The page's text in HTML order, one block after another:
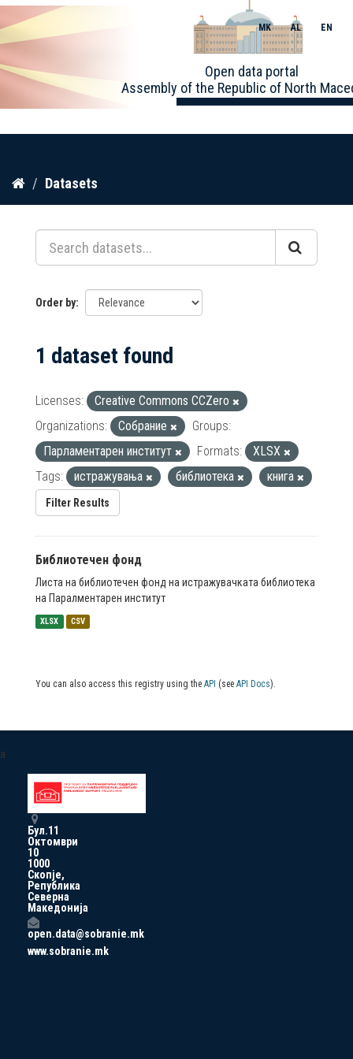
Skip
content
Open data portal
Assembly of the Republic of North
MK AL EN
Datasets
Order by
1 dataset found
Licenses:
Creative Commons CCZero
Organizations:
Собрание
Groups:
Парламентарен институт
Formats:
XLSX
Tags:
истражувања библиотека книга
Filter Results
Библиотечен фонд
Листа на библиотечен фонд на истражувачката библиотека
на Паралментарен институт
XLSX CSV
You can also access this registry using the API (see API Docs).
a
Бул.11
Октомври
10
1000
Скопје,
Република
Северна
Македонија
open.data@sobranie.mk
www.sobranie.mk